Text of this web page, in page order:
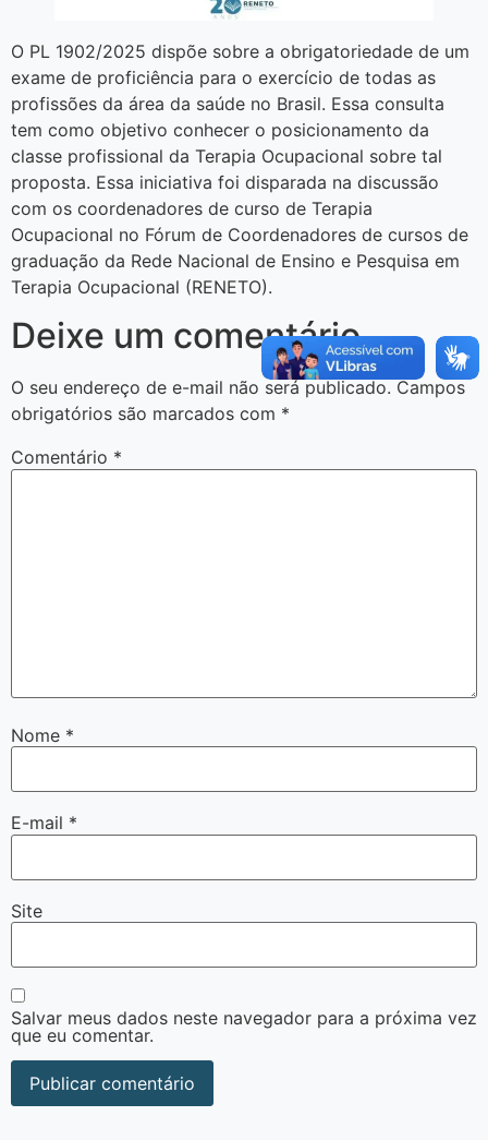
O PL 1902/2025 dispõe sobre a obrigatoriedade de um
exame de proficiência para o exercício de todas as
profissões da área da saúde no Brasil. Essa consulta
tem como objetivo conhecer o posicionamento da
classe profissional da Terapia Ocupacional sobre tal
proposta. Essa iniciativa foi disparada na discussão
com os coordenadores de curso de Terapia
Ocupacional no Fórum de Coordenadores de cursos de
graduação da Rede Nacional de Ensino e Pesquisa em
Terapia Ocupacional (RENETO).
Deixe um comentário
O seu endereço de e-mail não será publicado. Campos
obrigatórios são marcados com *
Comentário *
Nome *
E-mail *
Site
Salvar meus dados neste navegador para a próxima vez
que eu comentar.